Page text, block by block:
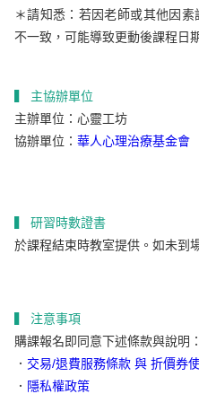
＊請知悉：若因老師或其他因
不一致，可能導致更動後課程日
▍ 主協辦單位
主辦單位：心靈工坊
協辦單位： 華人心理治療基金會
▍ 研習時數證書
於課程結束時教室提供。如未到
▍ 注意事項
購課報名即同意下述條款與說明：
． 交易/退費服務條款 與 折價券
． 隱私權政策